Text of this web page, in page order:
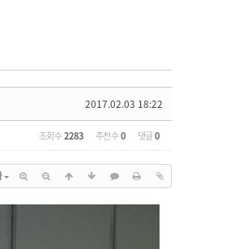
2017.02.03 18:22
조회 수2283 추천 수0 댓글0